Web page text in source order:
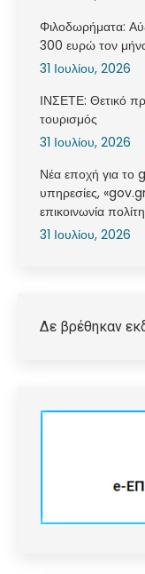
Φιλοδωρήματα:
300 ευρώ τον
31 Ιουλίου, 2026
ΙΝΣΕΤΕ: Θετικό
τουρισμός
31 Ιουλίου, 2026
Νέα εποχή για το
υπηρεσίες,
επικοινωνία
31 Ιουλίου, 2026
Δε βρέθηκαν